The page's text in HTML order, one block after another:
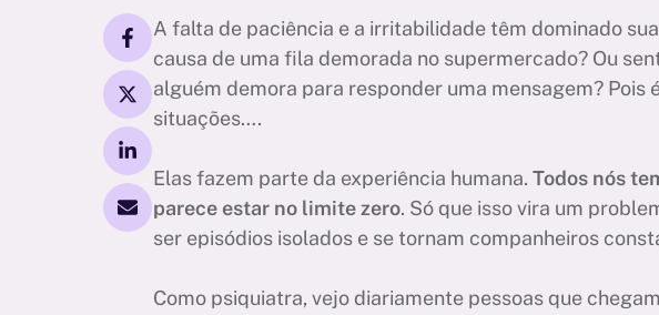
A falta de paciência e a irritabilidade têm dominado
causa de uma fila demorada no supermercado? Ou
alguém demora para responder uma mensagem? Pois
situações….
Elas fazem parte da experiência humana. Todos nós
parece estar no limite zero. Só que isso vira um
ser episódios isolados e se tornam companheiros
Como psiquiatra, vejo diariamente pessoas que